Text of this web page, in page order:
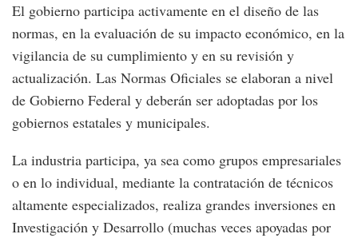
El gobierno participa activamente en el diseño de las
normas, en la evaluación de su impacto económico, en la
vigilancia de su cumplimiento y en su revisión y
actualización. Las Normas Oficiales se elaboran a nivel
de Gobierno Federal y deberán ser adoptadas por los
gobiernos estatales y municipales.
La industria participa, ya sea como grupos empresariales
o en lo individual, mediante la contratación de técnicos
altamente especializados, realiza grandes inversiones en
Investigación y Desarrollo (muchas veces apoyadas por